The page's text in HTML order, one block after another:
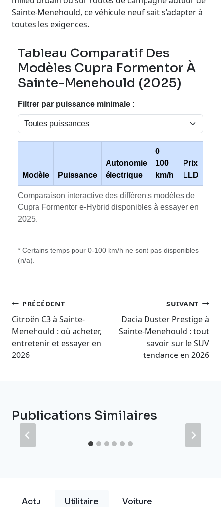
Sainte-Menehould, ce véhicule neuf sait s’adapter à
toutes les exigences.
Tableau Comparatif Des
Modèles Cupra Formentor À
Sainte-Menehould (2025)
Filtrer par puissance minimale :
Comparaison interactive des différents modèles de
Cupra Formentor e-Hybrid disponibles à essayer en
2025.
Modèle Puissance
Autonomie
électrique
0-
100
km/h
Prix
LLD
* Certains temps pour 0-100 km/h ne sont pas disponibles
(n/a).
Navigation
De
L’article
PRÉCÉDENT
Citroën C3 à Sainte-
Menehould : où acheter,
entretenir et essayer en
2026
SUIVANT
Dacia Duster Prestige à
Sainte-Menehould : tout
savoir sur le SUV
tendance en 2026
Publications Similaires
Actu Utilitaire Voiture